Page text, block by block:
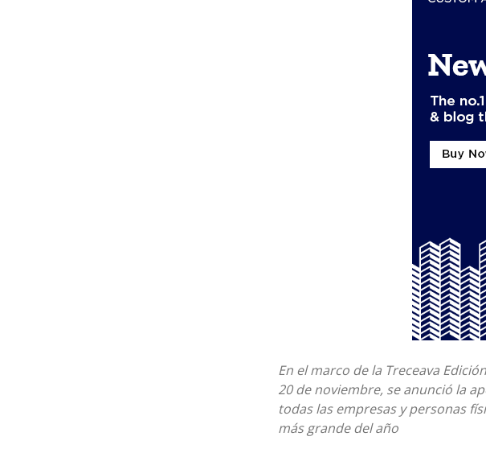
En el marco de la Treceava
20 de noviembre, se anunció la
todas las empresas y personas
más grande del año